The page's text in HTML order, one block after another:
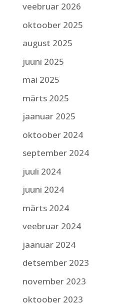
veebruar 2026
oktoober 2025
august 2025
juuni 2025
mai 2025
märts 2025
jaanuar 2025
oktoober 2024
september 2024
juuli 2024
juuni 2024
märts 2024
veebruar 2024
jaanuar 2024
detsember 2023
november 2023
oktoober 2023